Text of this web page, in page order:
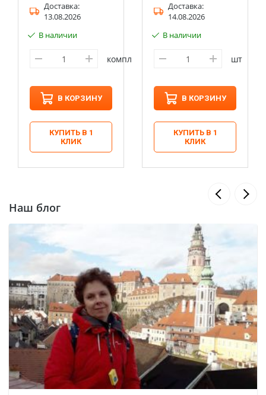
Доставка:
13.08.2026
В наличии
компл
В КОРЗИНУ
КУПИТЬ В 1
КЛИК
Доставка:
14.08.2026
В наличии
шт
В КОРЗИНУ
КУПИТЬ В 1
КЛИК
Наш блог